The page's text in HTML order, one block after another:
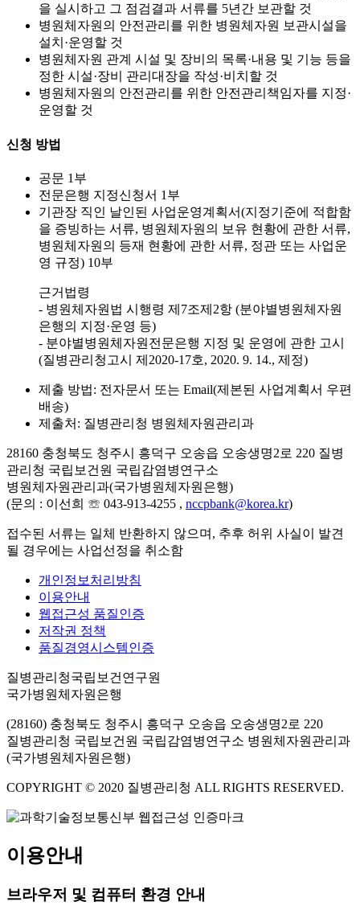
을 실시하고 그 점검결과 서류를 5년간 보관할 것
병원체자원의 안전관리를 위한 병원체자원 보관시설을
설치·운영할 것
병원체자원 관계 시설 및 장비의 목록·내용 및 기능 등을
정한 시설·장비 관리대장을 작성·비치할 것
병원체자원의 안전관리를 위한 안전관리책임자를 지정·
운영할 것
신청 방법
공문 1부
전문은행 지정신청서 1부
기관장 직인 날인된 사업운영계획서(지정기준에 적합함
을 증빙하는 서류, 병원체자원의 보유 현황에 관한 서류,
병원체자원의 등재 현황에 관한 서류, 정관 또는 사업운
영 규정) 10부
근거법령
- 병원체자원법 시행령 제7조제2항 (분야별병원체자원
은행의 지정·운영 등)
- 분야별병원체자원전문은행 지정 및 운영에 관한 고시
(질병관리청고시 제2020-17호, 2020. 9. 14., 제정)
제출 방법: 전자문서 또는 Email(제본된 사업계획서 우편
배송)
제출처: 질병관리청 병원체자원관리과
28160 충청북도 청주시 흥덕구 오송읍 오송생명2로 220 질병
관리청 국립보건원 국립감염병연구소
병원체자원관리과(국가병원체자원은행)
(문의 : 이선희 ☏ 043-913-4255 , nccpbank@korea.kr)
접수된 서류는 일체 반환하지 않으며, 추후 허위 사실이 발견
될 경우에는 사업선정을 취소함
개인정보처리방침
이용안내
웹접근성 품질인증
저작권 정책
품질경영시스템인증
질병관리청국립보건연구원
국가병원체자원은행
(28160) 충청북도 청주시 흥덕구 오송읍 오송생명2로 220
질병관리청 국립보건원 국립감염병연구소 병원체자원관리과
(국가병원체자원은행)
COPYRIGHT © 2020 질병관리청 ALL RIGHTS RESERVED.
이용안내
브라우저 및 컴퓨터 환경 안내